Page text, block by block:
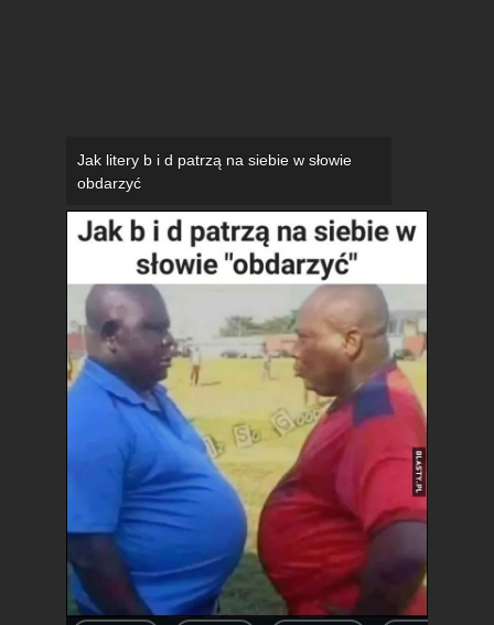
Jak litery b i d patrzą na siebie w słowie
obdarzyć